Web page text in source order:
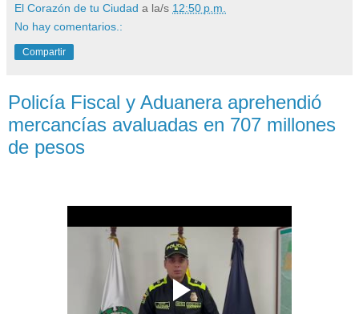
El Corazón de tu Ciudad a la/s 12:50 p.m.
No hay comentarios.:
Compartir
Policía Fiscal y Aduanera aprehendió
mercancías avaluadas en 707 millones
de pesos